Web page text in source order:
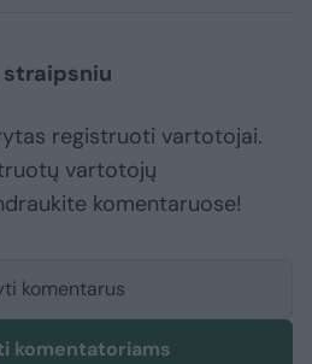
registruoti vartotojai.
vartotojų
komentaruose!
komentarus
komentatoriams